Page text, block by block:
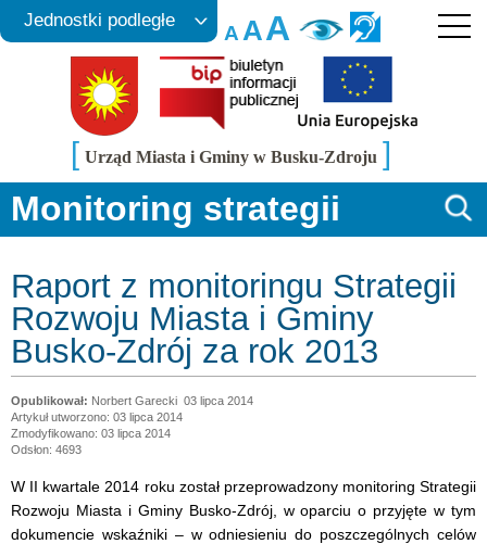
AAA
Jednostki podległe
[ Urząd Miasta i Gminy w Busku-Zdroju ]
Monitoring strategii
Raport z monitoringu Strategii
Rozwoju Miasta i Gminy
Busko-Zdrój za rok 2013
Norbert Garecki 03 lipca 2014
Artykuł utworzono: 03 lipca 2014
Zmodyfikowano: 03 lipca 2014
Odsłon: 4693
W II kwartale 2014 roku został przeprowadzony monitoring Strategii
Rozwoju Miasta i Gminy Busko-Zdrój, w oparciu o przyjęte w tym
dokumencie wskaźniki – w odniesieniu do poszczególnych celów